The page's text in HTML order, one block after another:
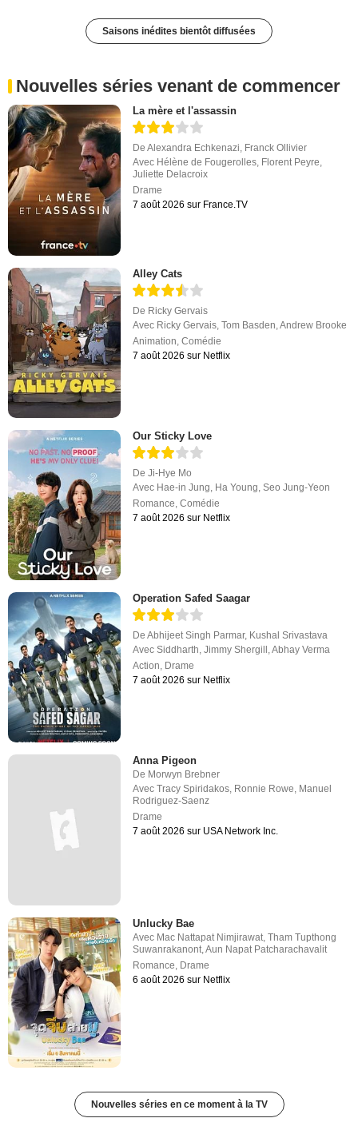
Saisons inédites bientôt diffusées
Nouvelles séries venant de commencer
La mère et l'assassin
DeAlexandra Echkenazi, Franck Ollivier
Avec Hélène de Fougerolles, Florent Peyre,
Juliette Delacroix
Drame
7 août 2026 sur France.TV
Alley Cats
De Ricky Gervais
Avec Ricky Gervais ,Tom Basden ,Andrew Brooke
Animation ,Comédie
7 août 2026 sur Netflix
Our Sticky Love
DeJi-Hye Mo
Avec Hae-in Jung, Ha Young,Seo Jung-Yeon
Romance,Comédie
7 août 2026 sur Netflix
Operation Safed Saagar
DeAbhijeet Singh Parmar, Kushal Srivastava
AvecSiddharth,Jimmy Shergill ,Abhay Verma
Action, Drame
7 août 2026 sur Netflix
Anna Pigeon
De Morwyn Brebner
AvecTracy Spiridakos, Ronnie Rowe, Manuel
Rodriguez-Saenz
Drame
7 août 2026 sur USA Network Inc.
Unlucky Bae
Avec Mac Nattapat Nimjirawat ,Tham Tupthong
Suwanrakanont ,Aun Napat Patcharachavalit
Romance Drame
6 août 2026 sur Netflix
Nouvelles séries en ce moment à la TV